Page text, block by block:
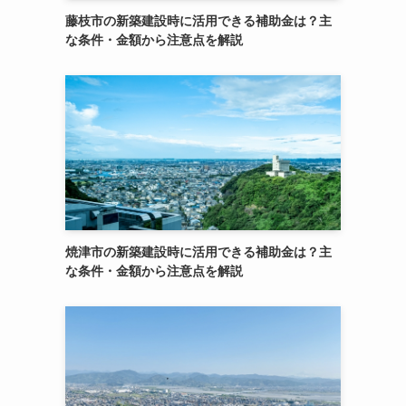
藤枝市の新築建設時に活用できる補助金は？主
な条件・金額から注意点を解説
焼津市の新築建設時に活用できる補助金は？主
な条件・金額から注意点を解説